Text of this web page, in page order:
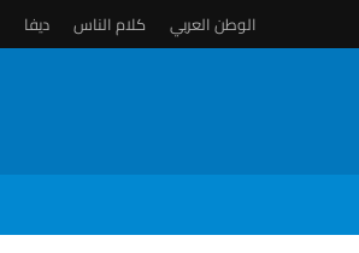
الوطن العربي كلام الناس ديفا